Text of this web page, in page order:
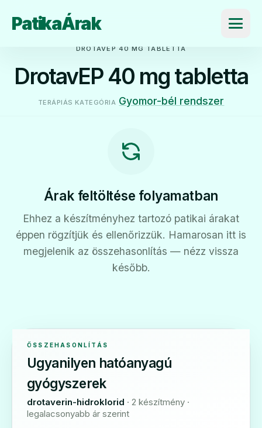
PatikaÁrak
DROTAVEP 40 MG TABLETTA
DrotavEP 40 mg tabletta
TERÁPIÁS KATEGÓRIA Gyomor-bél rendszer
Árak feltöltése folyamatban
Ehhez a készítményhez tartozó patikai árakat
éppen rögzítjük és ellenőrizzük. Hamarosan itt is
megjelenik az összehasonlítás — nézz vissza
később.
ÖSSZEHASONLÍTÁS
Ugyanilyen hatóanyagú
gyógyszerek
drotaverin-hidroklorid · 2 készítmény ·
legalacsonyabb ár szerint